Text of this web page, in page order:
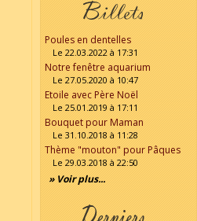
Poules en dentelles
Le 22.03.2022 à 17:31
Notre fenêtre aquarium
Le 27.05.2020 à 10:47
Etoile avec Père Noël
Le 25.01.2019 à 17:11
Bouquet pour Maman
Le 31.10.2018 à 11:28
Thème "mouton" pour Pâques
Le 29.03.2018 à 22:50
» Voir plus...